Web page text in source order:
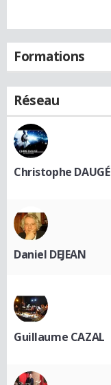
Formations
Réseau
Christophe DAUGÉ
Daniel DEJEAN
Guillaume CAZAL